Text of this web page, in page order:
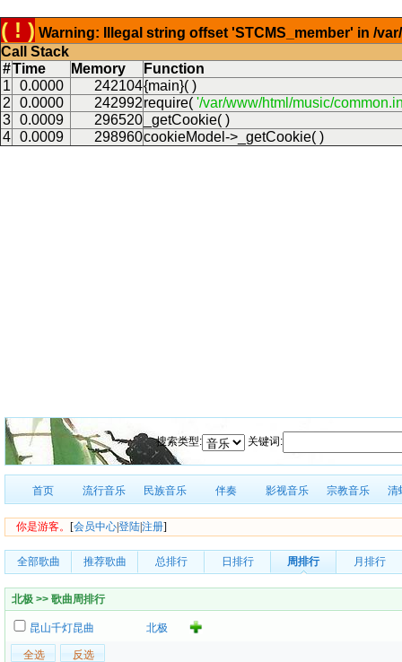
( ! ) Warning: Illegal string offset 'STCMS_member' in /
Call Stack
#Time Memory
Function
1
0.0000 242104{main}( )
2
0.0000 242992require( '/var/www/html/music/
3
0.0009 296520 _getCookie( )
4
0.0009 298960cookieModel->_getCookie( )
搜索类型: 关键词:
首页 流行音乐 民族音乐 伴奏 影视音乐 宗教音乐 清
你是游客。 [会员中心登陆注册]
全部歌曲 推荐歌曲 总排行 日排行 周排行 月排行
北极 >> 歌曲周排行
昆山千灯昆曲 北极